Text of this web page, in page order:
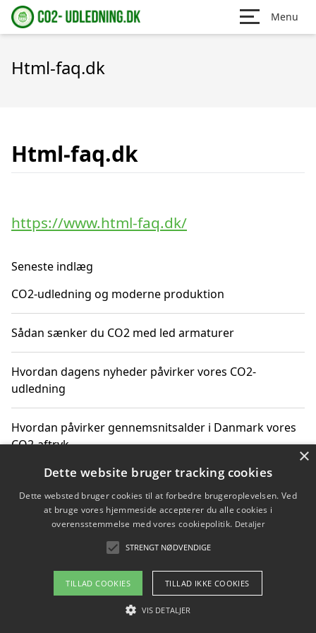
Menu
Html-faq.dk
Html-faq.dk
https://www.html-faq.dk/
Seneste indlæg
CO2-udledning og moderne produktion
Sådan sænker du CO2 med led armaturer
Hvordan dagens nyheder påvirker vores CO2-
udledning
Hvordan påvirker gennemsnitsalder i Danmark vores
CO2-aftryk
Hvordan nyheder om CO2-udledning påvirker vores
hverdag
Om / kontakt
Blog Betingelser
×
Dette website bruger tracking cookies
Dette websted bruger cookies til at forbedre brugeroplevelsen. Ved
at bruge vores hjemmeside accepterer du alle cookies i
overensstemmelse med vores cookiepolitik. Detaljer
STRENGT NØDVENDIGE
TILLAD COOKIES TILLAD IKKE COOKIES
VIS DETALJER